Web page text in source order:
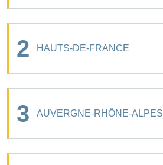
2 HAUTS-DE-FRANCE
3 AUVERGNE-RHÔNE-ALPES